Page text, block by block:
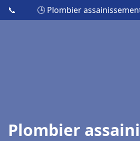
📞 🕒 Plombier
Plombier